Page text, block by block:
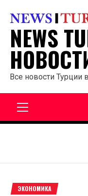
содержанию
NEWS
Все новости Турции
ЭКОНОМИКА